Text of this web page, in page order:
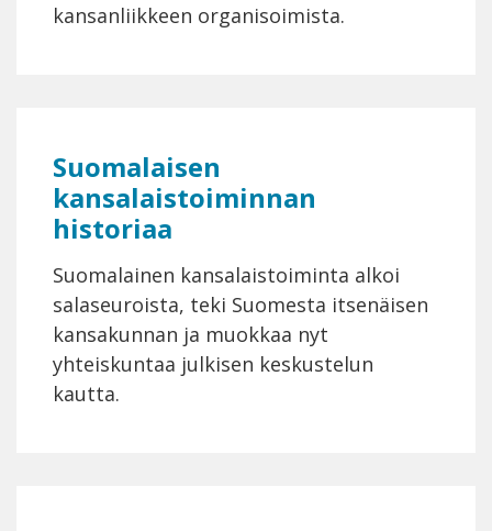
kansanliikkeen organisoimista.
Suomalaisen
kansalaistoiminnan
historiaa
Suomalainen kansalaistoiminta alkoi
salaseuroista, teki Suomesta itsenäisen
kansakunnan ja muokkaa nyt
yhteiskuntaa julkisen keskustelun
kautta.